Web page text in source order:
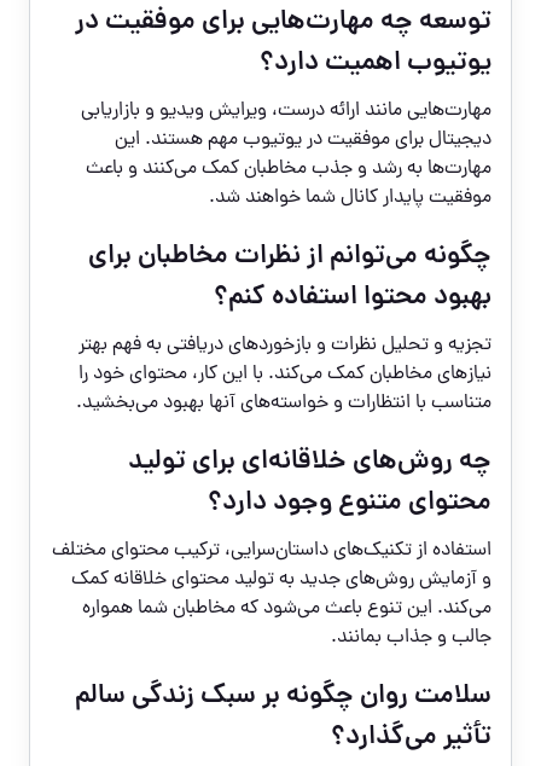
توسعه چه مهارت‌هایی برای موفقیت در
یوتیوب اهمیت دارد؟
مهارت‌هایی مانند ارائه درست، ویرایش ویدیو و بازاریابی
دیجیتال برای موفقیت در یوتیوب مهم هستند. این
مهارت‌ها به رشد و جذب مخاطبان کمک می‌کنند و باعث
موفقیت پایدار کانال شما خواهند شد.
چگونه می‌توانم از نظرات مخاطبان برای
بهبود محتوا استفاده کنم؟
تجزیه و تحلیل نظرات و بازخوردهای دریافتی به فهم بهتر
نیازهای مخاطبان کمک می‌کند. با این کار، محتوای خود را
متناسب با انتظارات و خواسته‌های آنها بهبود می‌بخشید.
چه روش‌های خلاقانه‌ای برای تولید
محتوای متنوع وجود دارد؟
استفاده از تکنیک‌های داستان‌سرایی، ترکیب محتوای مختلف
و آزمایش روش‌های جدید به تولید محتوای خلاقانه کمک
می‌کند. این تنوع باعث می‌شود که مخاطبان شما همواره
جالب و جذاب بمانند.
سلامت روان چگونه بر سبک زندگی سالم
تأثیر می‌گذارد؟